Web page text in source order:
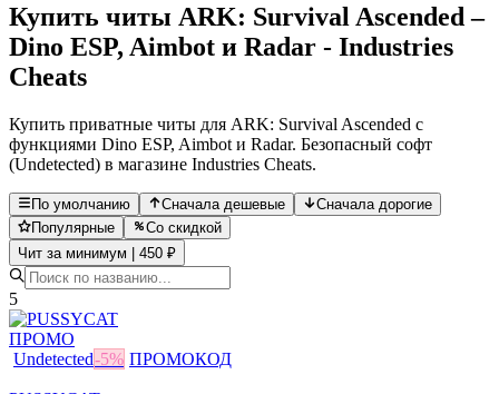
Купить читы ARK: Survival Ascended –
Dino ESP, Aimbot и Radar - Industries
Cheats
Купить приватные читы для ARK: Survival Ascended с
функциями Dino ESP, Aimbot и Radar. Безопасный софт
(Undetected) в магазине Industries Cheats.
По умолчанию Сначала дешевые
Сначала дорогие
Популярные
Со скидкой
Чит за минимум | 450 ₽
5
ПРОМО
Undetected-5% ПРОМОКОД